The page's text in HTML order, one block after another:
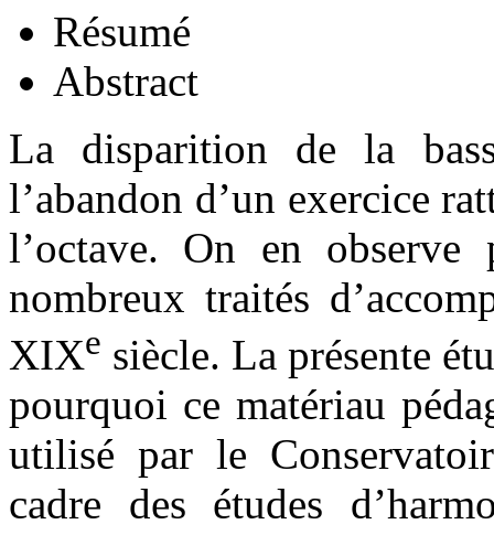
Résumé
Abstract
La disparition de la
l’abandon d’un exercice
l’octave. On en observe
nombreux traités
XIXe siècle. La présente
pourquoi ce matériau
utilisé par le
cadre des études